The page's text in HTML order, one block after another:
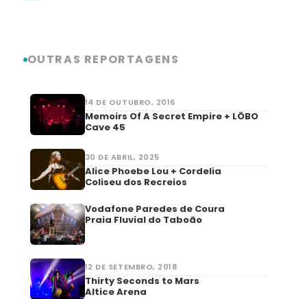
OUTRAS REPORTAGENS
14 DE OUTUBRO, 2016
Memoirs Of A Secret Empire + LÖBO
Cave 45
30 DE ABRIL, 2025
Alice Phoebe Lou + Cordelia
Coliseu dos Recreios
Vodafone Paredes de Coura
Praia Fluvial do Taboão
12 DE SETEMBRO, 2018
Thirty Seconds to Mars
Altice Arena